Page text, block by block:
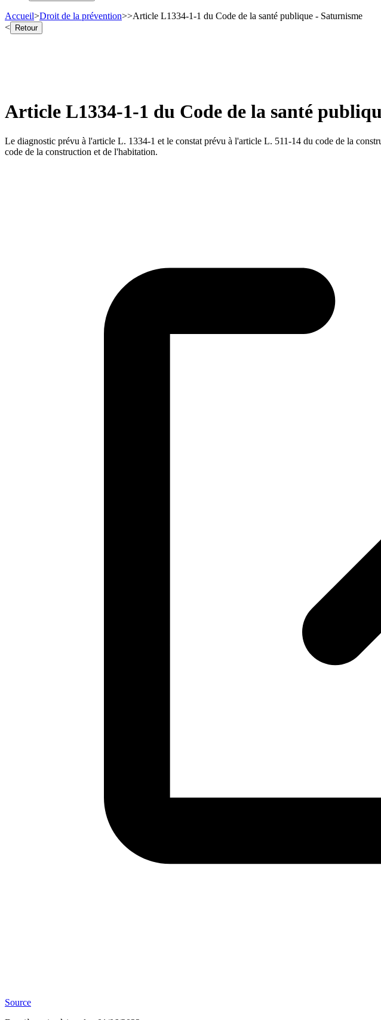
Accueil>Droit de la prévention>>Article L1334-1-1 du Code de la santé publique - Saturnisme
< Retour
Article L1334-1-1 du Code de la santé
Le diagnostic prévu à l'article L. 1334-1 et le constat prévu à l'article L. 511-14 du code de la
code de la construction et de l'habitation.
Source